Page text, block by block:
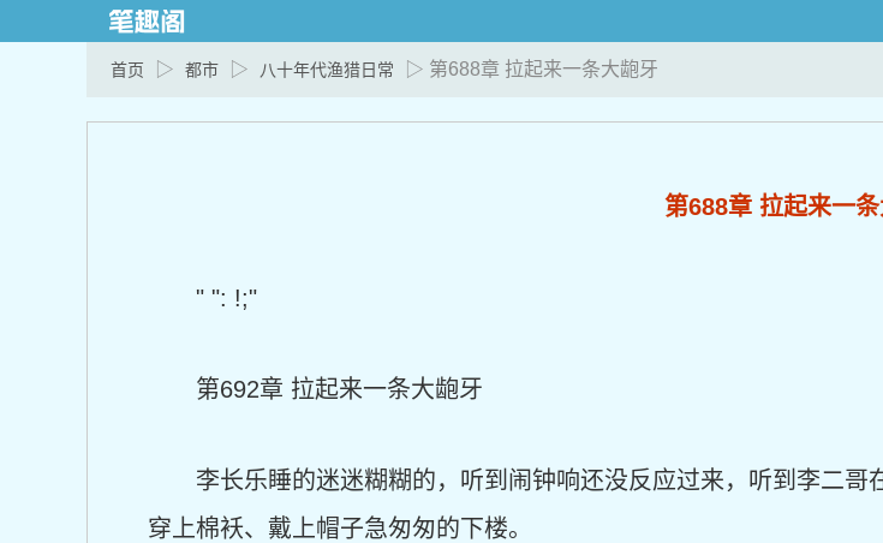
首页 ▷ 都市 ▷ 八十年代渔猎日常 ▷ 第688章 拉起来一条大龅牙
第688章 拉起来一
" ": !;"
第692章 拉起来一条大龅牙
李长乐睡的迷迷糊糊的，听到闹钟响还没反应过来，听到李二
穿上棉袄、戴上帽子急匆匆的下楼。